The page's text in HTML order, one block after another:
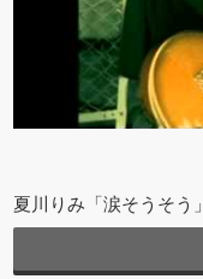
夏川りみ「涙そうそう」